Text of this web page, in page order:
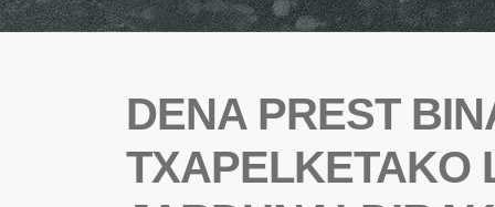
DENA PREST
TXAPELKETAKO